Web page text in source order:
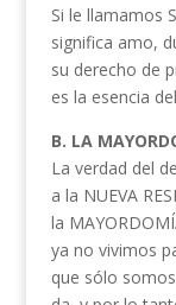
Si le llamamos
significa amo,
su derecho de
es la esencia
B. LA
La verdad del
a la NUEVA
la
ya no vivimos
que sólo